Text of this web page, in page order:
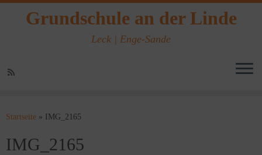
Inhalt
Grundschule an der Linde
Leck | Enge-Sande
Startseite » IMG_2165
IMG_2165